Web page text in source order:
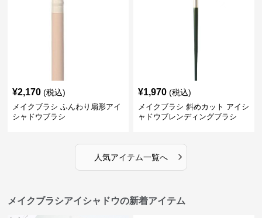
¥2,170 (税込)
メイクブラシ ふんわり扇形アイ
シャドウブラシ
¥1,970 (税込)
メイクブラシ 斜めカット アイシ
ャドウブレンディングブラシ
人気アイテム一覧へ ›
メイクブラシアイシャドウの新着アイテム